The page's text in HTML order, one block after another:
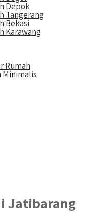
Depok
Tangerang
Bekasi
Karawang
Rumah
Minimalis
Jatibarang